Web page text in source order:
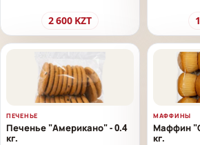
2 600 KZT
ПЕЧЕНЬЕ
Печенье "Американо" - 0.4
кг.
МАФФИНЫ
Маффин
кг.